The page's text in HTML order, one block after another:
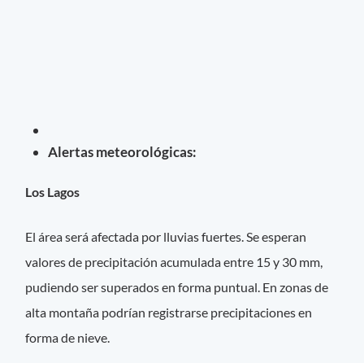
Alertas meteorológicas:
Los Lagos
El área será afectada por lluvias fuertes. Se esperan
valores de precipitación acumulada entre 15 y 30 mm,
pudiendo ser superados en forma puntual. En zonas de
alta montaña podrían registrarse precipitaciones en
forma de nieve.